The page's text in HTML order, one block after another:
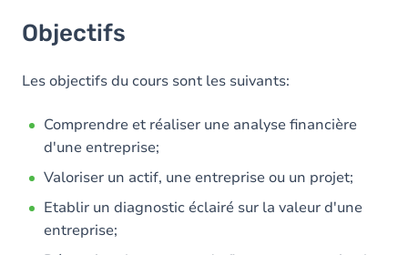
Objectifs
Les objectifs du cours sont les suivants:
Comprendre et réaliser une analyse financière
d'une entreprise;
Valoriser un actif, une entreprise ou un projet;
Etablir un diagnostic éclairé sur la valeur d'une
entreprise;